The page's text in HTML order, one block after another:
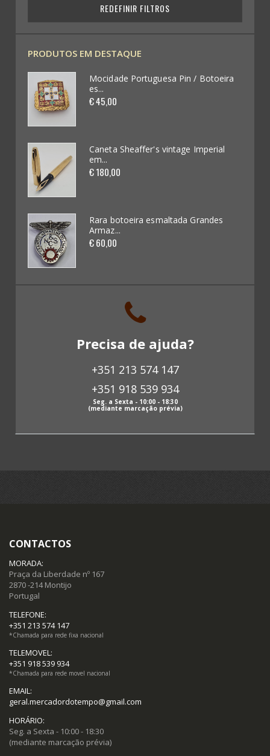
Publicidade em Chapas / Cartazes (0)
Futebol / Desportos diversos (33)
Automobilia (62)
Videojogos e Consolas (4)
Brinquedos (62)
Kits / Modelismo (46)
Cadernetas e Cromos (16)
Revistas antigas (0)
Papeis antigos (63)
Fotografias antigas (3)
Notas (19)
REDEFINIR FILTROS
PRODUTOS EM DESTAQUE
Mocidade Portuguesa Pin / Botoeira
es...
€ 45,00
Caneta Sheaffer's vintage Imperial
em...
€ 180,00
Rara botoeira esmaltada Grandes
Armaz...
€ 60,00
Precisa de ajuda?
+351 213 574 147
+351 918 539 934
Seg. a Sexta - 10:00 - 18:30
(mediante marcação prévia)
CONTACTOS
MORADA:
Praça da Liberdade nº 167
2870 -214 Montijo
Portugal
TELEFONE:
+351 213 574 147
*Chamada para rede fixa nacional
TELEMOVEL:
+351 918 539 934
*Chamada para rede movel nacional
EMAIL:
geral.mercadordotempo@gmail.com
HORÁRIO:
Seg. a Sexta - 10:00 - 18:30
(mediante marcação prévia)